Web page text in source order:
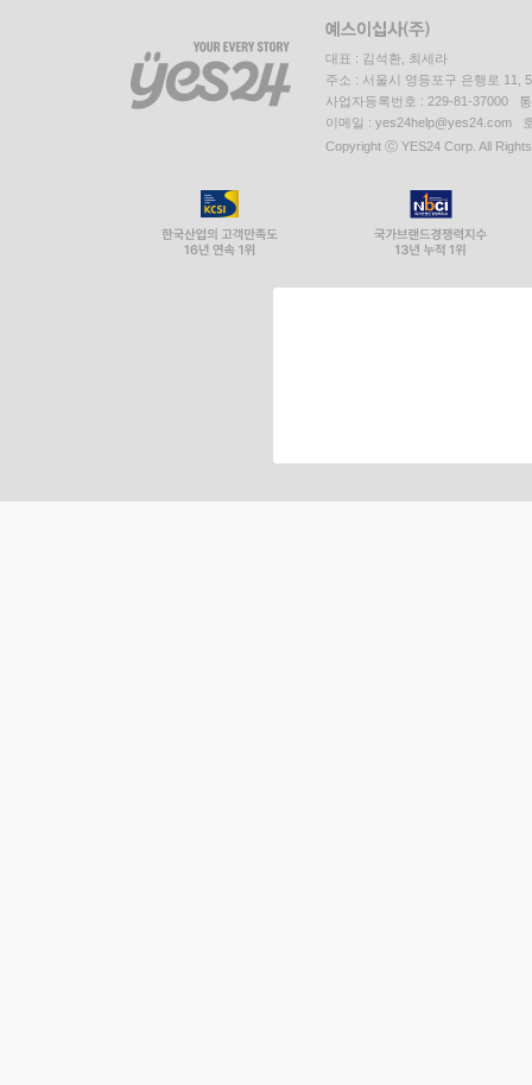
대표 : 김석환, 최세라
주소 : 서울시 영등포구 은행로 11,
사업자등록번호 : 229-81-37000
이메일 : yes24help@yes24.com
Copyright ⓒ YES24 Corp. All